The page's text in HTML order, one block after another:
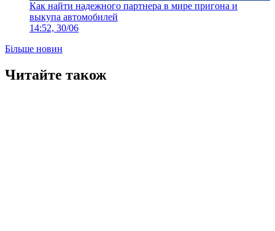
Как найти надежного партнера в мире пригона и
выкупа автомобилей
14:52, 30/06
Більше новин
Читайте також